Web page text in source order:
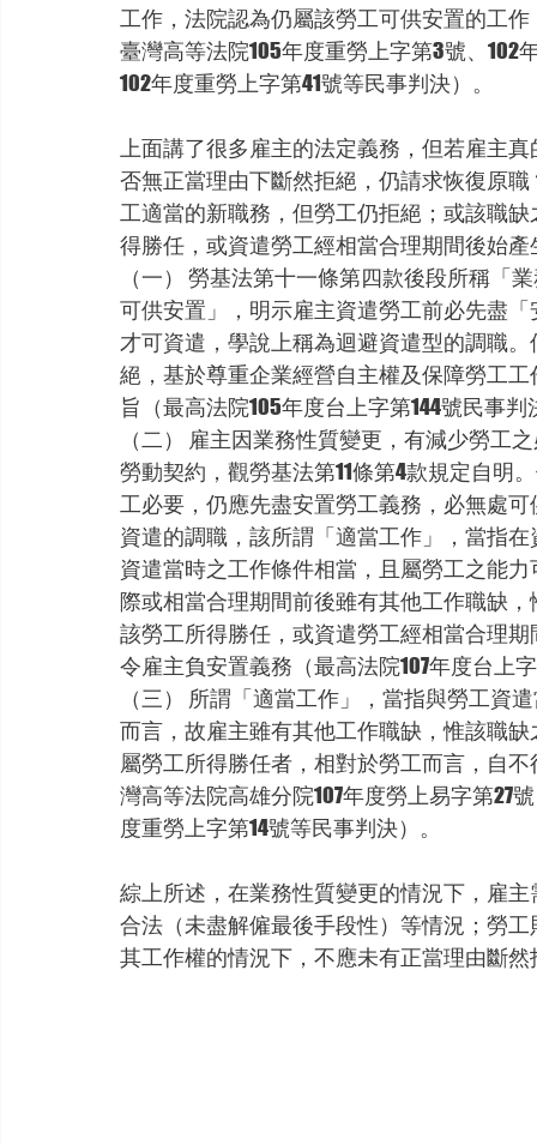
工作，法院認為仍屬該勞工可供安置的工
臺灣高等法院105年度重勞上字第3號、102
102年度重勞上字第41號等民事判決）。
上面講了很多雇主的法定義務，但若雇主
否無正當理由下斷然拒絕，仍請求恢復原
工適當的新職務，但勞工仍拒絕；或該職
得勝任，或資遣勞工經相當合理期間後始
（一） 勞基法第十一條第四款後段所稱「
可供安置」，明示雇主資遣勞工前必先盡
才可資遣，學說上稱為迴避資遣型的調職
絕，基於尊重企業經營自主權及保障勞工
旨（最高法院105年度台上字第144號民事判
（二） 雇主因業務性質變更，有減少勞工
勞動契約，觀勞基法第11條第4款規定自明
工必要，仍應先盡安置勞工義務，必無處
資遣的調職，該所謂「適當工作」，當指
資遣當時之工作條件相當，且屬勞工之能
際或相當合理期間前後雖有其他工作職缺
該勞工所得勝任，或資遣勞工經相當合理
令雇主負安置義務（最高法院107年度台上
（三） 所謂「適當工作」，當指與勞工資
而言，故雇主雖有其他工作職缺，惟該職
屬勞工所得勝任者，相對於勞工而言，自
灣高等法院高雄分院107年度勞上易字第27
度重勞上字第14號等民事判決）。
綜上所述，在業務性質變更的情況下，雇
合法（未盡解僱最後手段性）等情況；勞
其工作權的情況下，不應未有正當理由斷